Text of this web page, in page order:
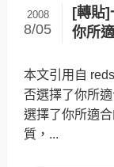
[轉貼]
你所
2008
8/05
本文引用自
否選擇了你所適合的職業?‏一個
選擇了你所適
質，...